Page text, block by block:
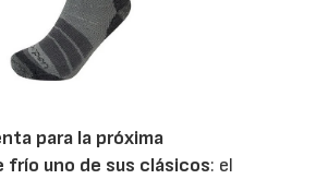
para la próxima
frío uno de sus clásicos: el